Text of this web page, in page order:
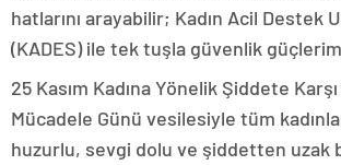
hatlarını arayabilir; Kadın Acil Destek
(KADES) ile tek tuşla güvenlik
25 Kasım Kadına Yönelik Şiddete
Mücadele Günü vesilesiyle tüm
huzurlu, sevgi dolu ve şiddetten uzak